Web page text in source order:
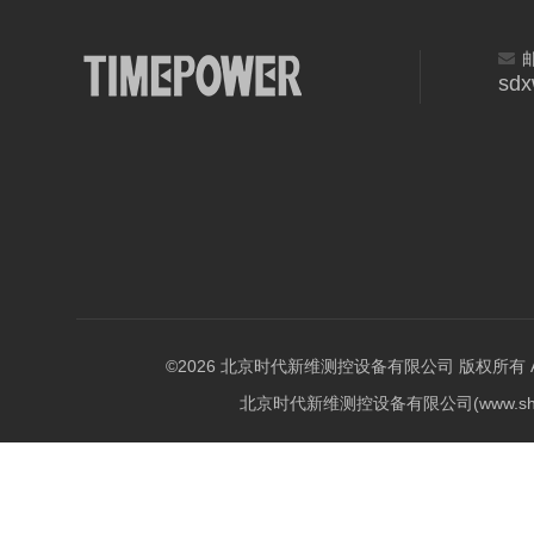
©2026 北京时代新维测控设备有限公司 版权所有
北京时代新维测控设备有限公司